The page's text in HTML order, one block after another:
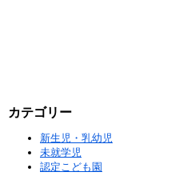
カテゴリー
新生児・乳幼児
未就学児
認定こども園